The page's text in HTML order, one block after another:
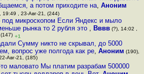
а потом приходите на,Аноним
19:49 , 23-Авг-21, (244)
под микроскопом Если Яндекс и мыло
рынка то 2 рубля это , Вввв(?), 14:02 ,
+1
Сумму никто не скрывал, до 5000
вопрос уже полгода как ре, Аноним (190),
Авг-21, (185)
маловато Мы платим разрабам 500000